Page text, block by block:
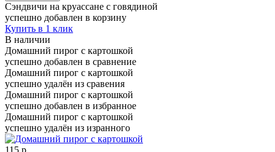
Сэндвичи на круассане с говядиной
успешно добавлен в корзину
Купить в 1 клик
В наличии
Домашний пирог с картошкой
успешно добавлен в сравнение
Домашний пирог с картошкой
успешно удалён из сравения
Домашний пирог с картошкой
успешно добавлен в избранное
Домашний пирог с картошкой
успешно удалён из изранного
115 р.